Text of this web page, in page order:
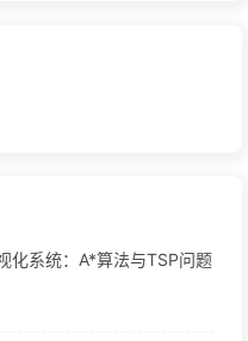
化系统：A*算法与TSP问题